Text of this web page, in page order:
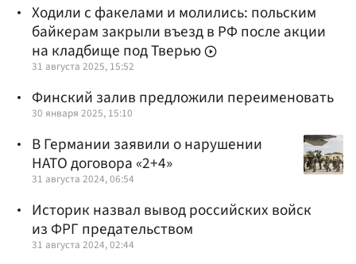
Ходили с факелами и молились: польским
байкерам закрыли въезд в РФ после акции
на кладбище под Тверью
31 августа 2025, 15:52
Финский залив предложили переименовать
30 января 2025, 15:10
В Германии заявили о нарушении
НАТО договора «2+4»
31 августа 2024, 06:54
Историк назвал вывод российских войск
из ФРГ предательством
31 августа 2024, 02:44